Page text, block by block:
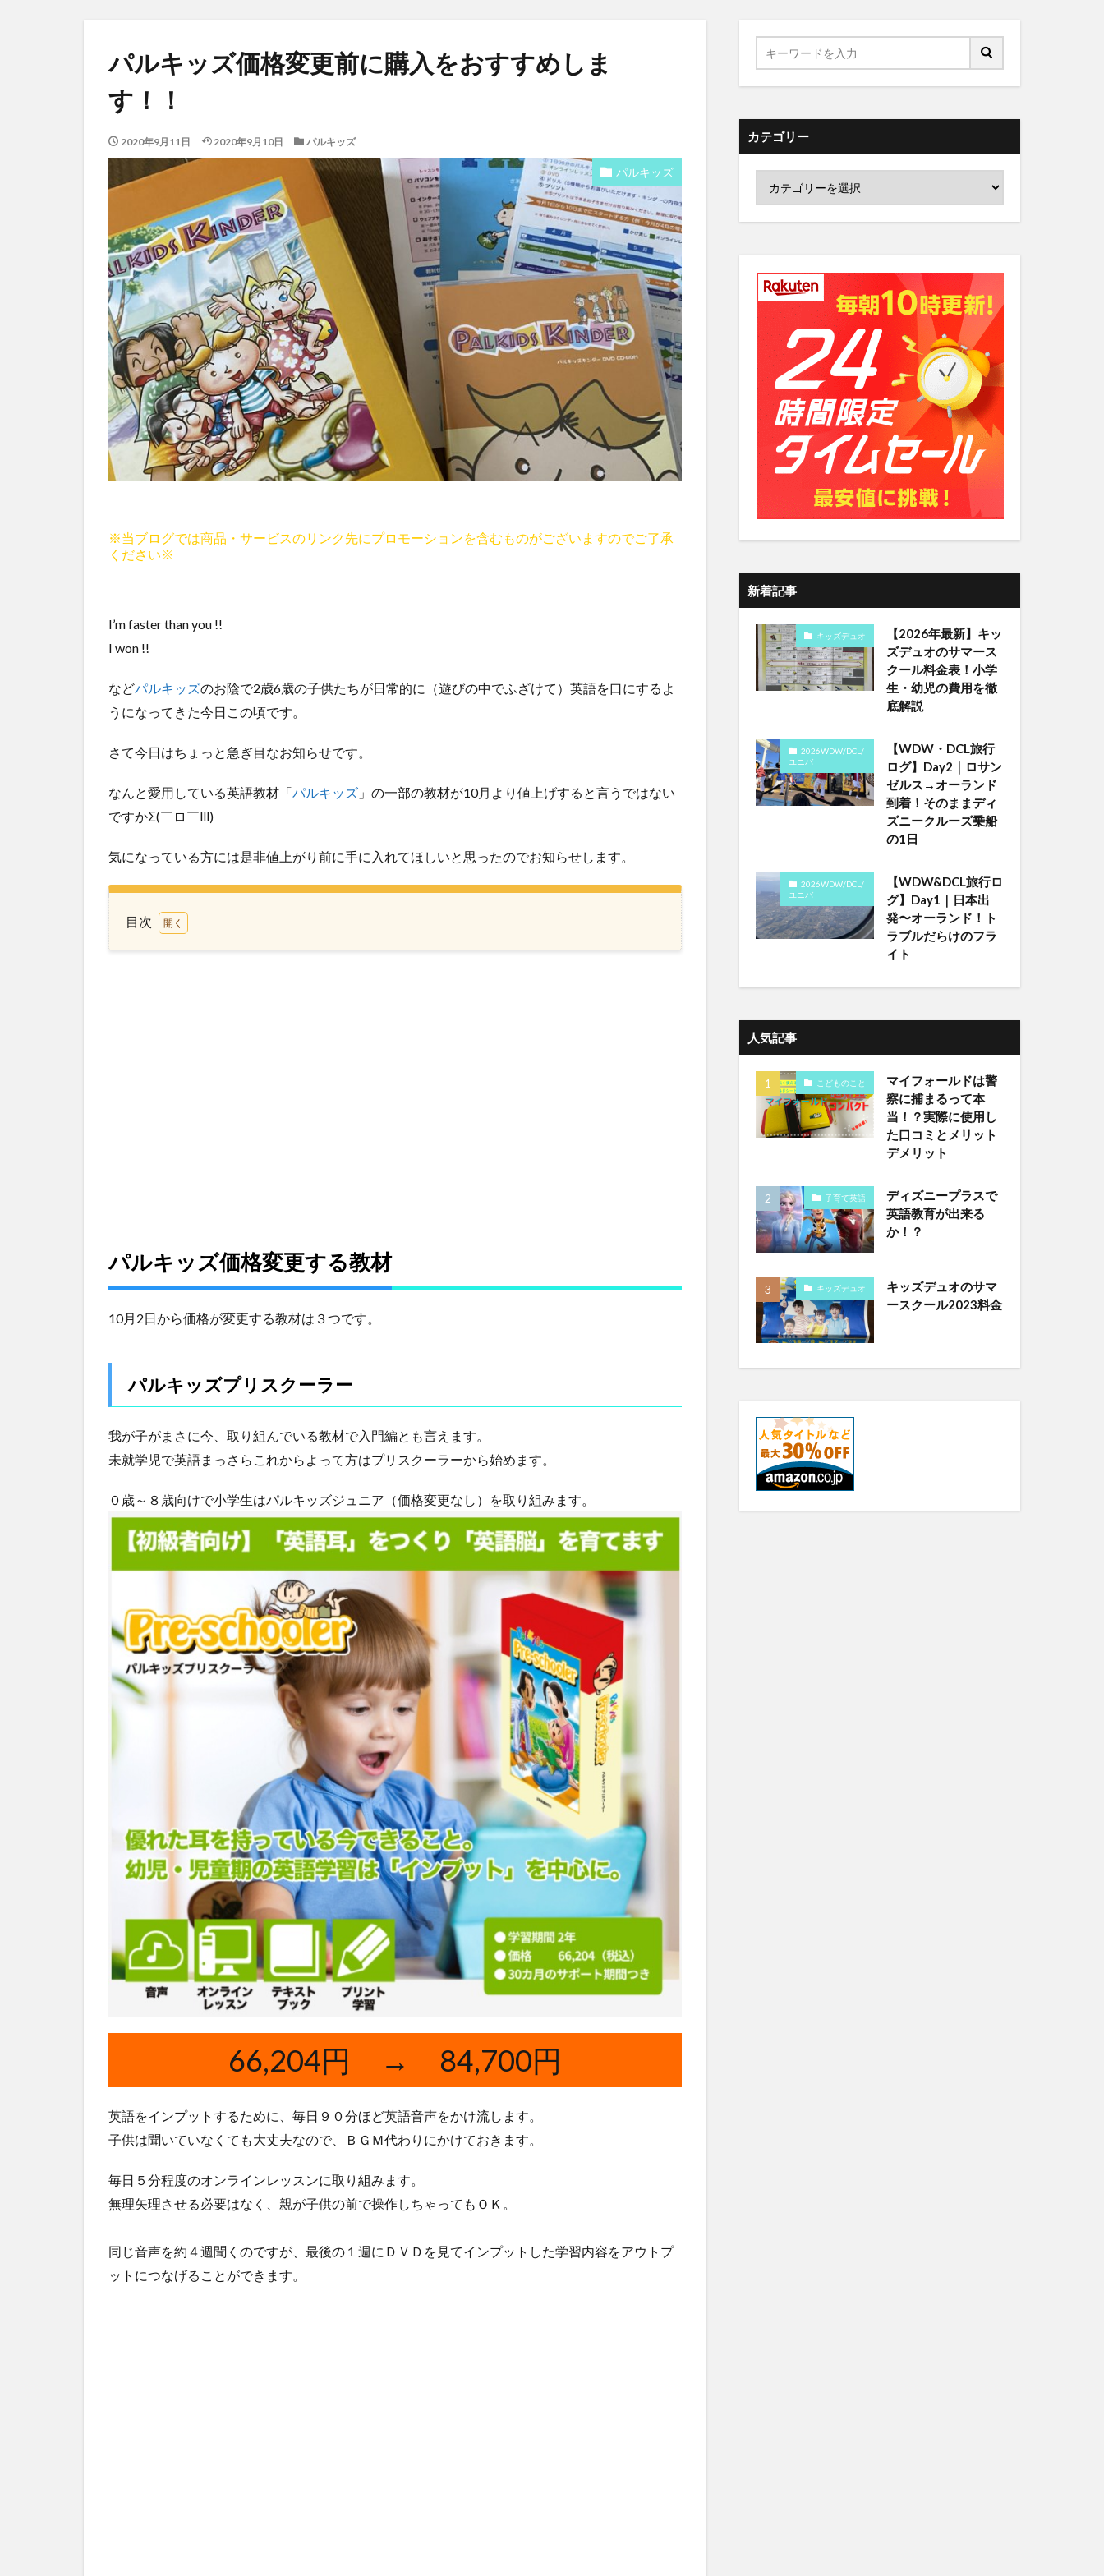
パルキッズ価格変更前に購入をおすすめしま
す！！
2020年9月11日 2020年9月10日 パルキッズ
パルキッズ
※当ブログでは商品・サービスのリンク先にプロモーションを含むものがございますのでご了承
ください※
I’m faster than you !!
I won !!
などパルキッズのお陰で2歳6歳の子供たちが日常的に（遊びの中でふざけて）英語を口にするよ
うになってきた今日この頃です。
さて今日はちょっと急ぎ目なお知らせです。
なんと愛用している英語教材「パルキッズ 」の一部の教材が10月より値上げすると言うではない
ですかΣ(￣ロ￣lll)
気になっている方には是非値上がり前に手に入れてほしいと思ったのでお知らせします。
目次
ズプ
リス
クー
ズキ
ンダ
パル
ズプ
リス
クー
ラー
リー
ング
セッ
ト
2
パ
ル
ー
を
追
加
パルキッズ価格変更する教材
10月2日から価格が変更する教材は３つです。
パルキッズプリスクーラー
我が子がまさに今、取り組んでいる教材で入門編とも言えます。
未就学児で英語まっさらこれからよって方はプリスクーラーから始めます。
０歳～８歳向けで小学生はパルキッズジュニア（価格変更なし）を取り組みます。
66,204円 → 84,700円
英語をインプットするために、毎日９０分ほど英語音声をかけ流します。
子供は聞いていなくても大丈夫なので、ＢＧＭ代わりにかけておきます。
毎日５分程度のオンラインレッスンに取り組みます。
無理矢理させる必要はなく、親が子供の前で操作しちゃってもＯＫ。
同じ音声を約４週聞くのですが、最後の１週にＤＶＤを見てインプットした学習内容をアウトプ
ットにつなげることができます。
カテゴリー
新着記事
キッズデュオ
【2026年最新】キッ
ズデュオのサマース
クール料金表！小学
生・幼児の費用を徹
底解説
2026WDW/DCL/
ユニバ
【WDW・DCL旅行
ログ】Day2｜ロサン
ゼルス→オーランド
到着！そのままディ
ズニークルーズ乗船
の1日
2026WDW/DCL/
ユニバ
【WDW&DCL旅行ロ
グ】Day1｜日本出
発〜オーランド！ト
ラブルだらけのフラ
イト
人気記事
こどものこと
マイフォールドは警
察に捕まるって本
当！？実際に使用し
た口コミとメリット
デメリット
子育て英語
ディズニープラスで
英語教育が出来る
か！？
キッズデュオ
キッズデュオのサマ
ースクール2023料金